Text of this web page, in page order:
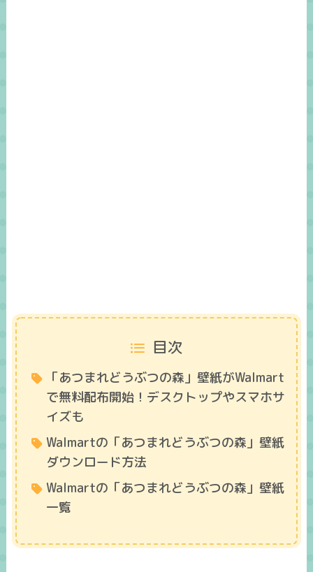
目次
「あつまれどうぶつの森」壁紙がWalmart
で無料配布開始！デスクトップやスマホサ
イズも
Walmartの「あつまれどうぶつの森」壁紙
ダウンロード方法
Walmartの「あつまれどうぶつの森」壁紙
一覧